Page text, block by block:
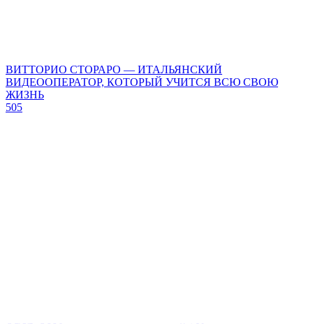
ВИТТОРИО СТОРАРО — ИТАЛЬЯНСКИЙ
ВИДЕООПЕРАТОР, КОТОРЫЙ УЧИТСЯ ВСЮ СВОЮ
ЖИЗНЬ
505